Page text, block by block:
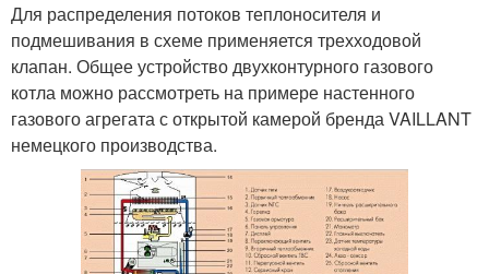
Для распределения потоков теплоносителя и
подмешивания в схеме применяется трехходовой
клапан. Общее устройство двухконтурного газового
котла можно рассмотреть на примере настенного
газового агрегата с открытой камерой бренда VAILLANT
немецкого производства.